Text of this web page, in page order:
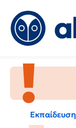
Εκπαίδευση